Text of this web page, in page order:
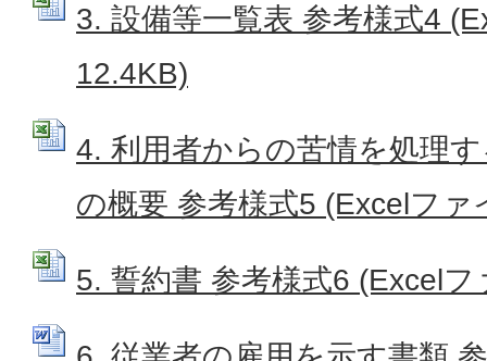
3. 設備等一覧表 参考様式4
12.4KB)
4. 利用者からの苦情を処理
の概要 参考様式5 (Excelファ
5. 誓約書 参考様式6 (Excel